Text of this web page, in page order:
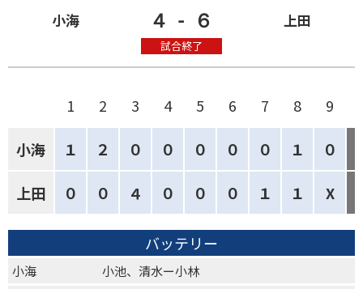
小海 ４ - ６
試合終了
上田
1 2 3 4 5 6 7 8 9
小海 １ ２ ０ ０ ０ ０ ０ １ ０
上田 ０ ０ ４ ０ ０ ０ １ １ X
バッテリー
小海
小池、清水ー小林